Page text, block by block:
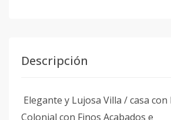
Descripción
Elegante y Lujosa Villa / casa con
Colonial con Finos Acabados e